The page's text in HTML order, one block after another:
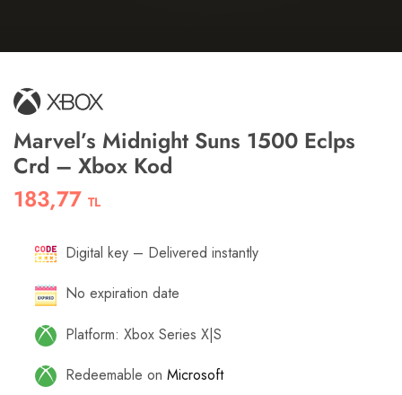
Marvel’s Midnight Suns 1500 Eclps
Crd – Xbox Kod
183,77 TL
Digital key – Delivered instantly
No expiration date
Platform: Xbox Series X|S
Redeemable on Microsoft